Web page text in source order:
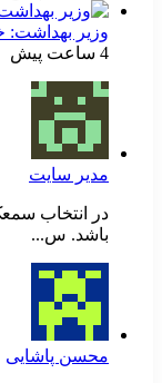
وزیر بهداشت:
4 ساعت پیش
مدیر سایت
در انتخاب
باشد. س...
محسن پاشایی